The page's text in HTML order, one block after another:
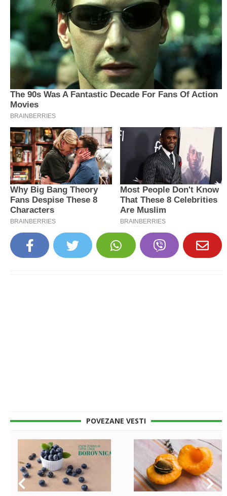
POVEZANE VESTI